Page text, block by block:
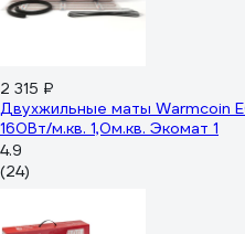
2 315 ₽
Двухжильные маты Warmcoin
160Вт/м.кв. 1,0м.кв. Экомат 1
4.9
(24)